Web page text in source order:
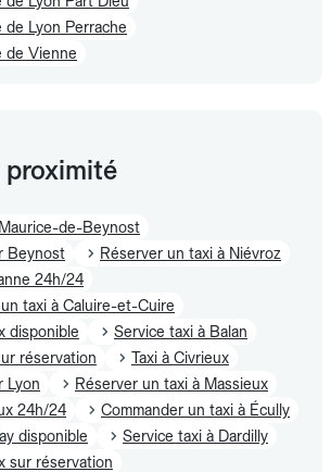
de Lyon Perrache
de Vienne
proximité
de-Beynost
Beynost
Réserver un taxi à Niévroz
24h/24
taxi à Caluire-et-Cuire
disponible
Service taxi à Balan
réservation
Taxi à Civrieux
Lyon
Réserver un taxi à Massieux
24h/24
Commander un taxi à Écully
disponible
Service taxi à Dardilly
sur réservation